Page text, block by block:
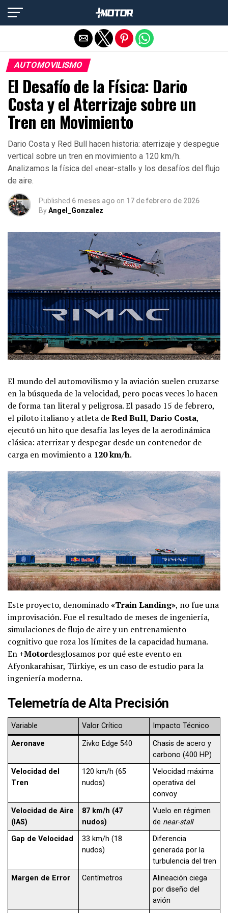
AUTOMOVILISMO
El Desafío de la Física: Dario
Costa y el Aterrizaje sobre un
Tren en Movimiento
Dario Costa y Red Bull hacen historia: aterrizaje y despegue
vertical sobre un tren en movimiento a 120 km/h.
Analizamos la física del «near-stall» y los desafíos del flujo
de aire.
Published 6 meses ago on 17 de febrero de 2026
ByAngel_Gonzalez
El mundo del automovilismo y la aviación suelen cruzarse
en la búsqueda de la velocidad, pero pocas veces lo hacen
de forma tan literal y peligrosa. El pasado 15 de febrero,
el piloto italiano y atleta deRed Bull, Dario Costa,
ejecutó un hito que desafía las leyes de la aerodinámica
clásica: aterrizar y despegar desde un contenedor de
carga en movimiento a 120 km/h.
Este proyecto, denominado«Train Landing», no fue una
improvisación. Fue el resultado de meses de ingeniería,
simulaciones de flujo de aire y un entrenamiento
cognitivo que roza los límites de la capacidad humana.
En +Motordesglosamos por qué este evento en
Afyonkarahisar, Türkiye, es un caso de estudio para la
ingeniería moderna.
Telemetría de Alta Precisión
Variable Valor Crítico Impacto Técnico
Aeronave Zivko Edge 540
Chasis de acero y
carbono (400 HP)
Velocidad del
Tren
120 km/h (65
nudos)
Velocidad máxima
operativa del
convoy
Velocidad de Aire
(IAS)
87 km/h (47
nudos)
Vuelo en régimen
de near-stall
Gap de Velocidad
33 km/h (18
nudos)
Diferencia
generada por la
turbulencia del tren
Margen de Error
Centímetros
Alineación ciega
por diseño del
avión
Salir de la versión móvil